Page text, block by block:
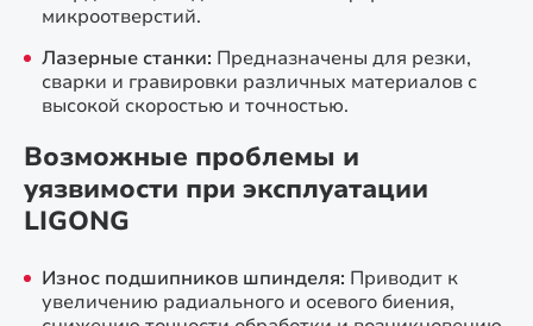
микроотверстий.
Лазерные станки: Предназначены для резки,
сварки и гравировки различных материалов с
высокой скоростью и точностью.
Возможные проблемы и
уязвимости при эксплуатации
LIGONG
Износ подшипников шпинделя: Приводит к
увеличению радиального и осевого биения,